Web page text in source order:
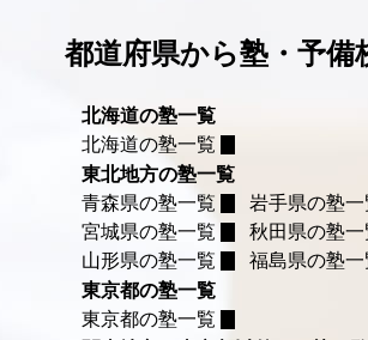
都道府県から塾・予備
北海道の塾一覧
北海道の塾一覧
東北地方の塾一覧
青森県の塾一覧
岩手県の塾一
宮城県の塾一覧
秋田県の塾一
山形県の塾一覧
福島県の塾一
東京都の塾一覧
東京都の塾一覧